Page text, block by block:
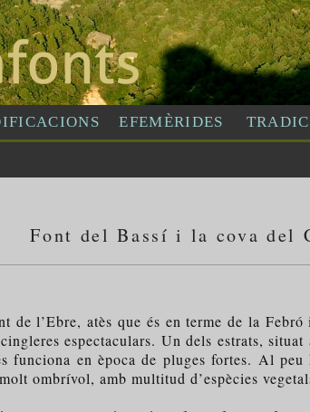
Font del Bassí i la cova del
de l’Ebre, atès que és en terme de la
espectaculars. Un dels estrats,
funciona en època de pluges fortes. Al
ombrívol, amb multitud d’espècies